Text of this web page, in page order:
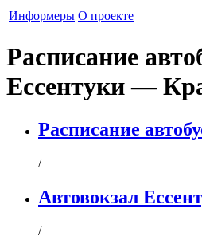
Информеры О проекте
Расписание
Ессентуки —
Расписание
/
Автовокзал
/